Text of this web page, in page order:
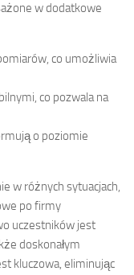
w dodatkowe
co umożliwia
co pozwala na
o poziomie
w różnych sytuacjach,
po firmy
uczestników jest
doskonałym
kluczowa, eliminując